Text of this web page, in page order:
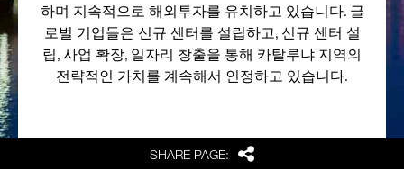
SHARE PAGE: Share
하며 지속적으로 해외투자를 유치하고 있습니다. 글
로벌 기업들은 신규 센터를 설립하고, 신규 센터 설
립, 사업 확장, 일자리 창출을 통해 카탈루냐 지역의
전략적인 가치를 계속해서 인정하고 있습니다.